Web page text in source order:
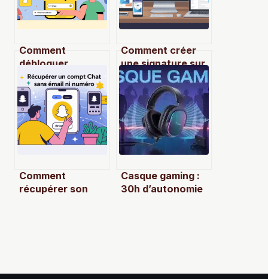
Comment
débloquer
quelqu’un sur
snapchat sans
rien casser à
votre relation
Comment créer
une signature sur
outlook
simplement et
sans rien oublier
Comment
récupérer son
Casque gaming :
30h d’autonomie